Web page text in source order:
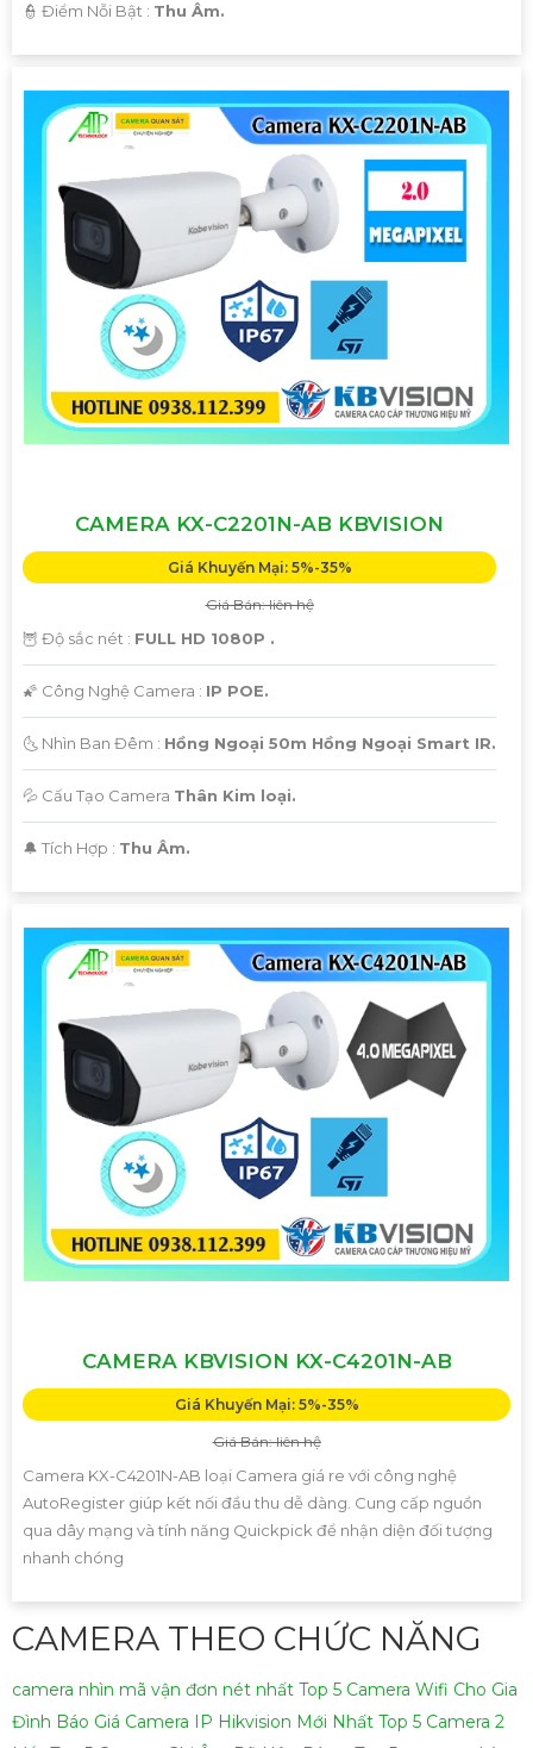
️👮 Điểm Nỗi Bật : Thu Âm.
CAMERA KX-C2201N-AB KBVISION
Giá Khuyến Mại: 5%-35%
Giá Bán: liên hệ
🦉 Độ sắc nét : FULL HD 1080P .
🌠 Công Nghệ Camera : IP POE.
🌜 Nhìn Ban Đêm : Hồng Ngoại 50m Hồng Ngoại Smart IR.
💦 Cấu Tạo Camera Thân Kim loại.
️🔔 Tích Hợp : Thu Âm.
CAMERA KBVISION KX-C4201N-AB
Giá Khuyến Mại: 5%-35%
Giá Bán: liên hệ
Camera KX-C4201N-AB loại Camera giá re với công nghệ
AutoRegister giúp kết nối đầu thu dễ dàng. Cung cấp nguồn
qua dây mạng và tính năng Quickpick để nhận diện đối tượng
nhanh chóng
CAMERA THEO CHỨC NĂNG
camera nhìn mã vận đơn nét nhất Top 5 Camera Wifi Cho Gia
Đình Báo Giá Camera IP Hikvision Mới Nhất Top 5 Camera 2